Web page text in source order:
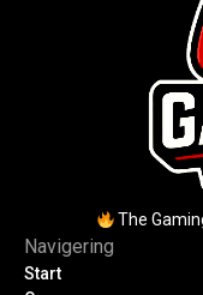
The
Navigering
Start